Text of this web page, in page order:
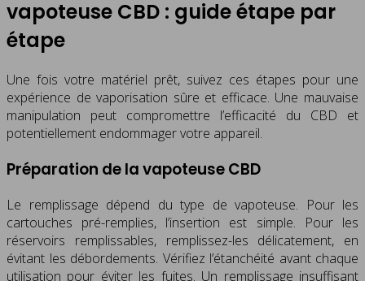
vapoteuse CBD : guide étape par
étape
Une fois votre matériel prêt, suivez ces étapes pour une
expérience de vaporisation sûre et efficace. Une mauvaise
manipulation peut compromettre l’efficacité du CBD et
potentiellement endommager votre appareil.
Préparation de la vapoteuse CBD
Le remplissage dépend du type de vapoteuse. Pour les
cartouches pré-remplies, l’insertion est simple. Pour les
réservoirs remplissables, remplissez-les délicatement, en
évitant les débordements. Vérifiez l’étanchéité avant chaque
utilisation pour éviter les fuites. Un remplissage insuffisant